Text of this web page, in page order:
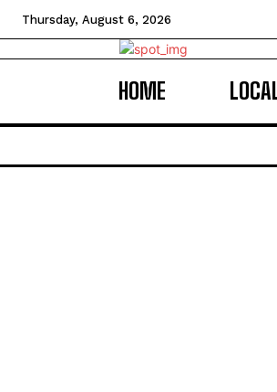
Thursday, August 6, 2026
HOME